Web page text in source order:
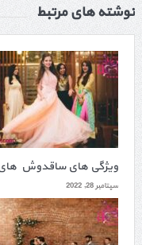
نوشته های مرتبط
ویژگی های ساقدوش
سپتامبر 28, 2022